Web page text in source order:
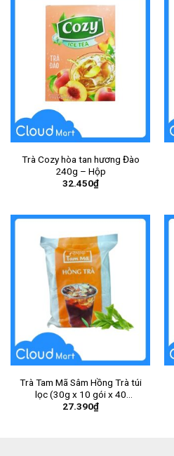
Trà Cozy hòa tan hương Đào
240g – Hộp
32.450₫
Trà Tam Mã Sâm Hồng Trà túi
lọc (30g x 10 gói x 40
túi/thùng)
27.390₫